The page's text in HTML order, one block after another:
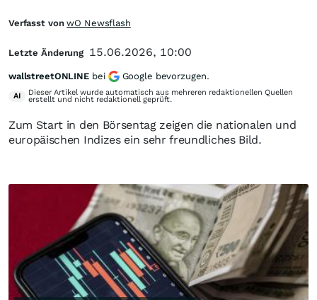
Zum Start in den Börsentag zeigen die nationalen und
europäischen Indizes ein sehr freundliches Bild.
Verfasst vonwO Newsflash
Letzte Änderung 15.06.2026, 10:00
wallstreetONLINE bei Google bevorzugen.
AI Dieser Artikel wurde automatisch aus mehreren redaktionellen Quellen
erstellt und nicht redaktionell geprüft.